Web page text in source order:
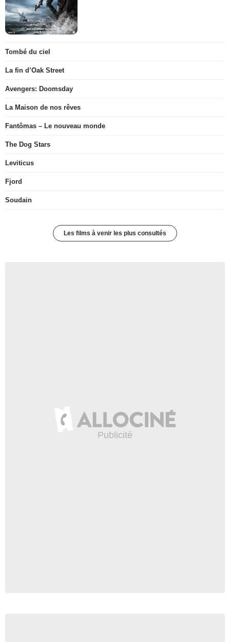
Tombé du ciel
La fin d’Oak Street
Avengers: Doomsday
La Maison de nos rêves
Fantômas – Le nouveau monde
The Dog Stars
Leviticus
Fjord
Soudain
Les films à venir les plus consultés